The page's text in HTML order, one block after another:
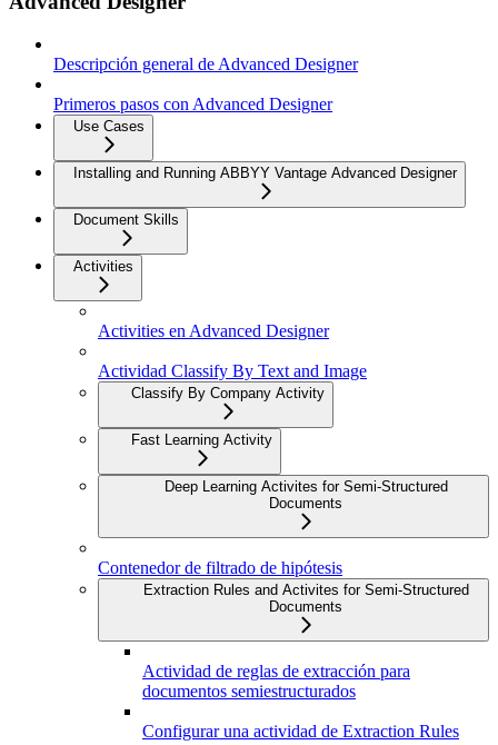
Descripción general de Advanced Designer
Primeros pasos con Advanced Designer
Use Cases
Installing and Running ABBYY Vantage Advanced Designer
Document Skills
Activities
Activities en Advanced Designer
Actividad Classify By Text and Image
Classify By Company Activity
Fast Learning Activity
Deep Learning Activites for Semi-Structured
Documents
Contenedor de filtrado de hipótesis
Extraction Rules and Activites for Semi-Structured
Documents
Actividad de reglas de extracción para
documentos semiestructurados
Configurar una actividad de Extraction Rules